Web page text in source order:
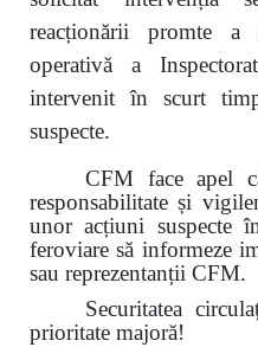
reacționării promte a
operativă a
intervenit în scurt
suspecte.
CFM face apel
responsabilitate și
unor acțiuni suspecte
feroviare să informeze
sau reprezentanții CFM.
Securitatea
prioritate majoră!